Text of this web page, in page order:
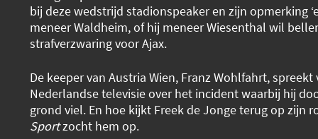
bij deze wedstrijd stadionspeaker en zijn opmerking
meneer Waldheim, of hij meneer Wiesenthal wil
strafverzwaring voor Ajax.
De keeper van Austria Wien, Franz Wohlfahrt,
Nederlandse televisie over het incident waarbij hij
grond viel. En hoe kijkt Freek de Jonge terug op zijn
Sportzocht hem op.